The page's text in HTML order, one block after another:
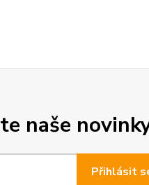
naše
Přihlásit